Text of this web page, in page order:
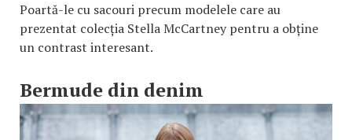
Poartă-le cu sacouri precum modelele care au
prezentat colecția Stella McCartney pentru a obține
un contrast interesant.
Bermude din denim